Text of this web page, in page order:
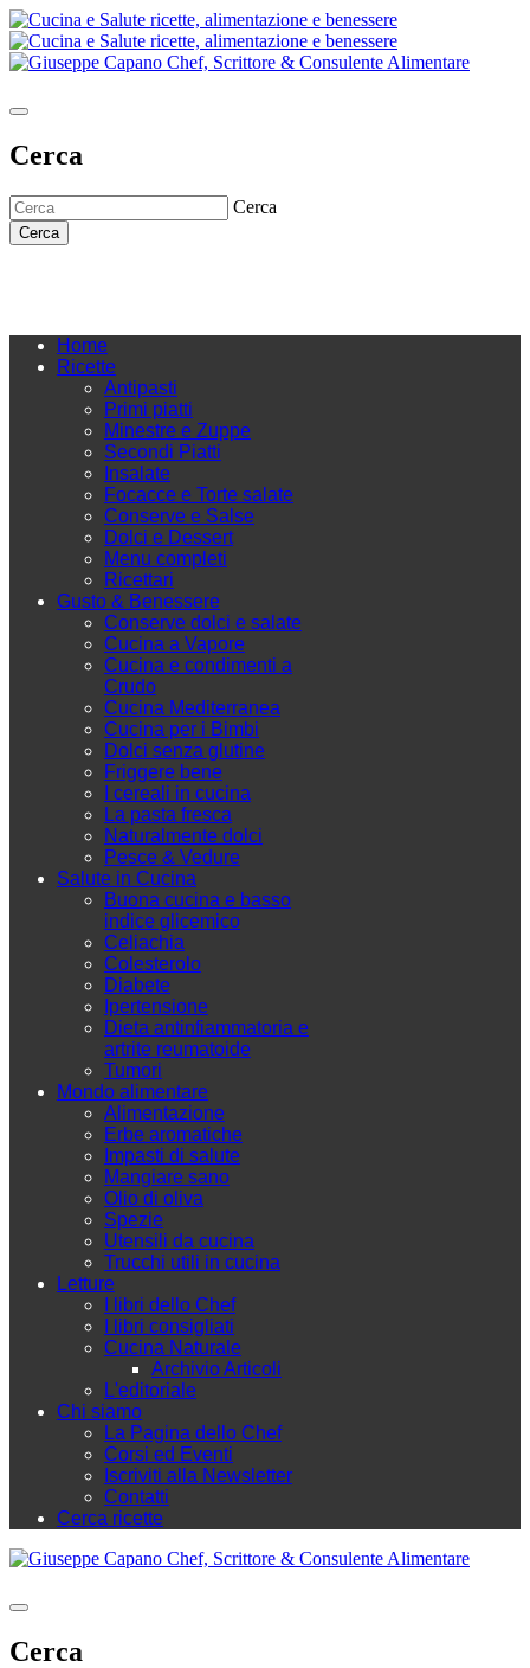
Cerca
Cerca
Cerca
Home
Ricette
Antipasti
Primi piatti
Minestre e Zuppe
Secondi Piatti
Insalate
Focacce e Torte salate
Conserve e Salse
Dolci e Dessert
Menu completi
Ricettari
Gusto & Benessere
Conserve dolci e salate
Cucina a Vapore
Cucina e condimenti a
Crudo
Cucina Mediterranea
Cucina per i Bimbi
Dolci senza glutine
Friggere bene
I cereali in cucina
La pasta fresca
Naturalmente dolci
Pesce & Vedure
Salute in Cucina
Buona cucina e basso
indice glicemico
Celiachia
Colesterolo
Diabete
Ipertensione
Dieta antinfiammatoria e
artrite reumatoide
Tumori
Mondo alimentare
Alimentazione
Erbe aromatiche
Impasti di salute
Mangiare sano
Olio di oliva
Spezie
Utensili da cucina
Trucchi utili in cucina
Letture
I libri dello Chef
I libri consigliati
Cucina Naturale
Archivio Articoli
L'editoriale
Chi siamo
La Pagina dello Chef
Corsi ed Eventi
Iscriviti alla Newsletter
Contatti
Cerca ricette
Cerca